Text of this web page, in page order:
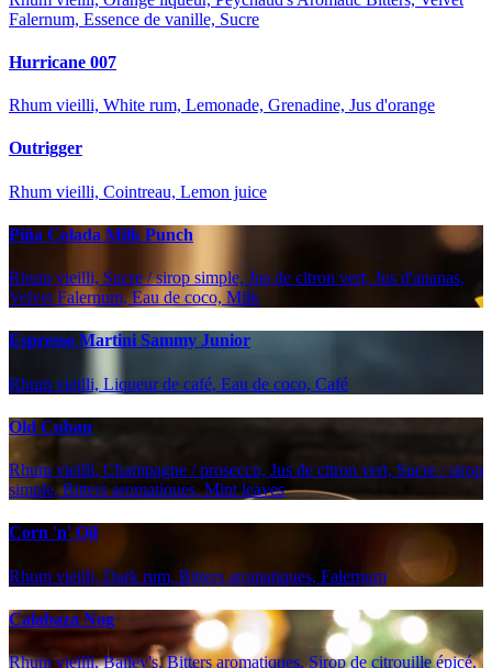
Falernum, Essence de vanille, Sucre
Hurricane 007
Rhum vieilli, White rum, Lemonade, Grenadine, Jus d'orange
Outrigger
Rhum vieilli, Cointreau, Lemon juice
Piña Colada Milk Punch
Rhum vieilli, Sucre / sirop simple, Jus de citron vert, Jus d'ananas,
Velvet Falernum, Eau de coco, Milk
Espresso Martini Sammy Junior
Rhum vieilli, Liqueur de café, Eau de coco, Café
Old Cuban
Rhum vieilli, Champagne / prosecco, Jus de citron vert, Sucre / sirop
simple, Bitters aromatiques, Mint leaves
Corn 'n' Oil
Rhum vieilli, Dark rum, Bitters aromatiques, Falernum
Calabaza Nog
Rhum vieilli, Bailey's, Bitters aromatiques, Sirop de citrouille épicé,